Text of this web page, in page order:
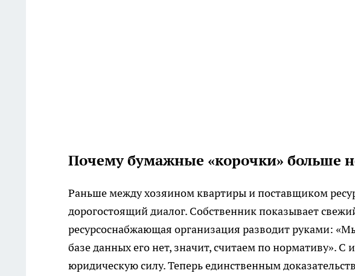
Почему бумажные «корочки» больше
Раньше между хозяином квартиры и поставщиком
дорогостоящий диалог. Собственник показывает
ресурсоснабжающая организация разводит руками:
базе данных его нет, значит, считаем по нормативу».
юридическую силу. Теперь единственным